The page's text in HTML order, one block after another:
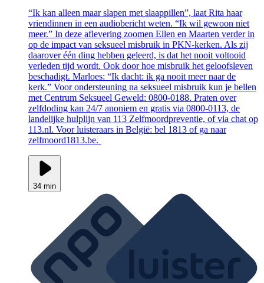
“Ik kan alleen maar slapen met slaappillen”, laat Rita haar
vriendinnen in een audiobericht weten. “Ik wil gewoon niet
meer.” In deze aflevering zoomen Ellen en Maarten verder in
op de impact van seksueel misbruik in PKN-kerken. Als zij
daarover één ding hebben geleerd, is dat het nooit voltooid
verleden tijd wordt. Ook door hoe misbruik het geloofsleven
beschadigt. Marloes: “Ik dacht: ik ga nooit meer naar de
kerk.” Voor ondersteuning na seksueel misbruik kun je bellen
met Centrum Seksueel Geweld: 0800-0188. Praten over
zelfdoding kan 24/7 anoniem en gratis via 0800-0113, de
landelijke hulplijn van 113 Zelfmoordpreventie, of via chat op
113.nl. Voor luisteraars in België: bel 1813 of ga naar
zelfmoord1813.be.
34 min